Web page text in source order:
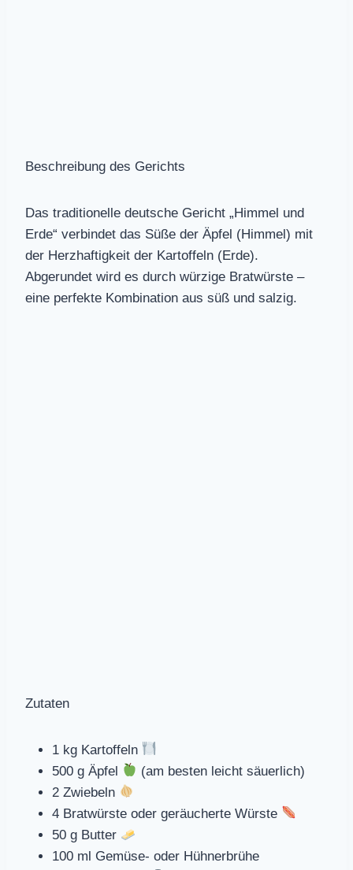
Beschreibung des Gerichts
Das traditionelle deutsche Gericht „Himmel und
Erde“ verbindet das Süße der Äpfel (Himmel) mit
der Herzhaftigkeit der Kartoffeln (Erde).
Abgerundet wird es durch würzige Bratwürste –
eine perfekte Kombination aus süß und salzig.
Zutaten
1 kg Kartoffeln
500 g Äpfel
(am besten leicht säuerlich)
2 Zwiebeln
4 Bratwürste oder geräucherte Würste
50 g Butter
100 ml Gemüse- oder Hühnerbrühe